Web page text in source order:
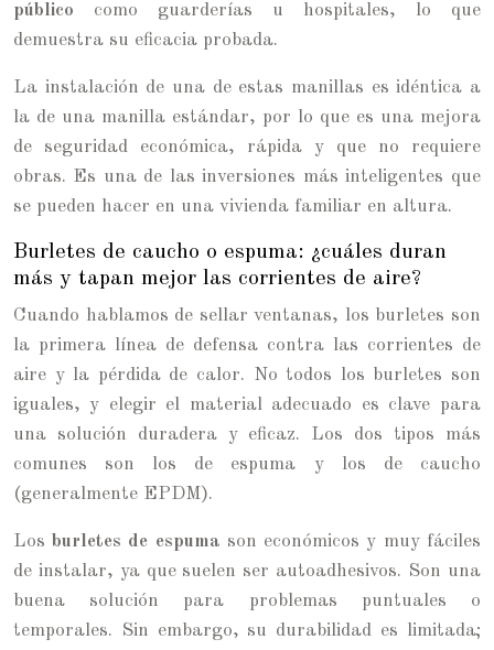
público como guarderías u hospitales, lo que
demuestra su eficacia probada.
La instalación de una de estas manillas es idéntica a
la de una manilla estándar, por lo que es una mejora
de seguridad económica, rápida y que no requiere
obras. Es una de las inversiones más inteligentes que
se pueden hacer en una vivienda familiar en altura.
Burletes de caucho o espuma: ¿cuáles duran
más y tapan mejor las corrientes de aire?
Cuando hablamos de sellar ventanas, los burletes son
la primera línea de defensa contra las corrientes de
aire y la pérdida de calor. No todos los burletes son
iguales, y elegir el material adecuado es clave para
una solución duradera y eficaz. Los dos tipos más
comunes son los de espuma y los de caucho
(generalmente EPDM).
Los burletes de espuma son económicos y muy fáciles
de instalar, ya que suelen ser autoadhesivos. Son una
buena solución para problemas puntuales o
temporales. Sin embargo, su durabilidad es limitada;